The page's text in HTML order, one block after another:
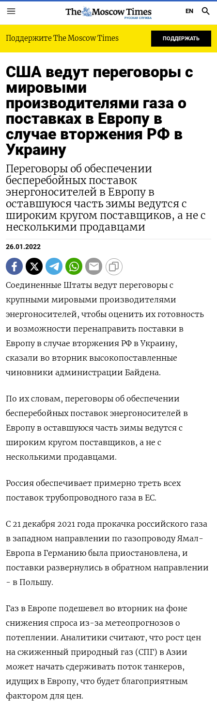
РУССКАЯ СЛУЖБА
EN
Поддержите The Moscow Times ПОДДЕРЖАТЬ
США ведут переговоры с
мировыми
производителями газа о
поставках в Европу в
случае вторжения РФ в
Украину
Переговоры об обеспечении
бесперебойных поставок
энергоносителей в Европу в
оставшуюся часть зимы ведутся с
широким кругом поставщиков, а не с
несколькими продавцами
26.01.2022
Соединенные Штаты ведут переговоры с
крупными мировыми производителями
энергоносителей, чтобы оценить их готовность
и возможности перенаправить поставки в
Европу в случае вторжения РФ в Украину,
сказали во вторник высокопоставленные
чиновники администрации Байдена.
По их словам, переговоры об обеспечении
бесперебойных поставок энергоносителей в
Европу в оставшуюся часть зимы ведутся с
широким кругом поставщиков, а не с
несколькими продавцами.
Россия обеспечивает примерно треть всех
поставок трубопроводного газа в ЕС.
С 21 декабря 2021 года прокачка российского газа
в западном направлении по газопроводу Ямал-
Европа в Германию была приостановлена, и
поставки развернулись в обратном направлении
- в Польшу.
Газ в Европе подешевел во вторник на фоне
снижения спроса из-за метеопрогнозов о
потеплении. Аналитики считают, что рост цен
на сжиженный природный газ (СПГ) в Азии
может начать сдерживать поток танкеров,
идущих в Европу, что будет благоприятным
фактором для цен.